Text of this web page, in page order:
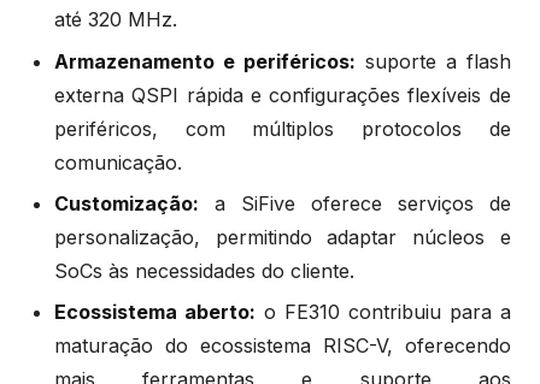
até 320 MHz.
Armazenamento e periféricos: suporte a flash
externa QSPI rápida e configurações flexíveis de
periféricos, com múltiplos protocolos de
comunicação.
Customização: a SiFive oferece serviços de
personalização, permitindo adaptar núcleos e
SoCs às necessidades do cliente.
Ecossistema aberto: o FE310 contribuiu para a
maturação do ecossistema RISC-V, oferecendo